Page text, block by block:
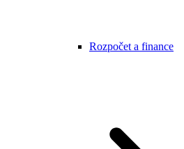
Rozpočet a finance